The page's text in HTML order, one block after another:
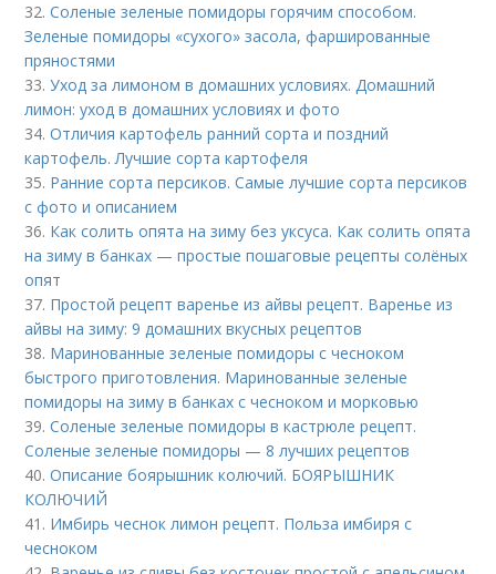
32.Соленые зеленые помидоры горячим способом.
Зеленые помидоры «сухого» засола, фаршированные
пряностями
33.Уход за лимоном в домашних условиях. Домашний
лимон: уход в домашних условиях и фото
34.Отличия картофель ранний сорта и поздний
картофель. Лучшие сорта картофеля
35. Ранние сорта персиков. Самые лучшие сорта персиков
с фото и описанием
36. Как солить опята на зиму без уксуса. Как солить опята
на зиму в банках — простые пошаговые рецепты солёных
опят
37. Простой рецепт варенье из айвы рецепт. Варенье из
айвы на зиму: 9 домашних вкусных рецептов
38. Маринованные зеленые помидоры с чесноком
быстрого приготовления. Маринованные зеленые
помидоры на зиму в банках с чесноком и морковью
39.Соленые зеленые помидоры в кастрюле рецепт.
Соленые зеленые помидоры — 8 лучших рецептов
40.Описание боярышник колючий. БОЯРЫШНИК
КОЛЮЧИЙ
41. Имбирь чеснок лимон рецепт. Польза имбиря с
чесноком